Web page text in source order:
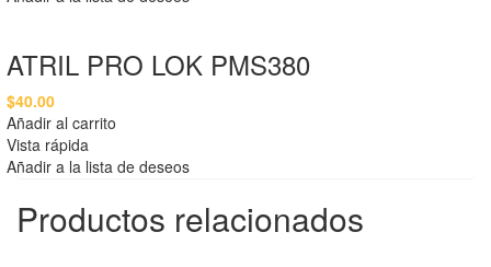
ATRIL PRO LOK PMS380
$40.00
Añadir al carrito
Vista rápida
Añadir a la lista de deseos
Productos relacionados